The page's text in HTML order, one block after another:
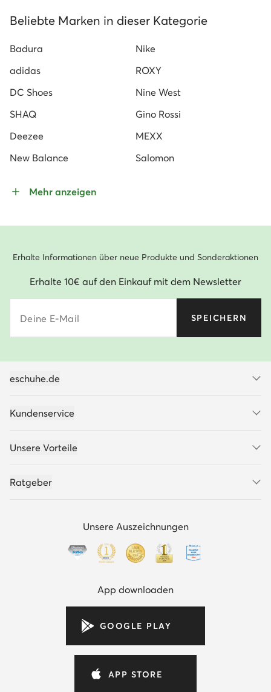
Beliebte Marken in dieser Kategorie
Badura
Nike
adidas
ROXY
DC Shoes
Nine West
SHAQ
Gino Rossi
Deezee
MEXX
New Balance
Salomon
Mehr anzeigen
Erhalte Informationen über neue Produkte und Sonderaktionen
Erhalte 10€ auf den Einkauf mit dem Newsletter
Deine E-Mail SPEICHERN
eschuhe.de
Kundenservice
Unsere Vorteile
Ratgeber
Unsere Auszeichnungen
App downloaden
GOOGLE PLAY
APP STORE